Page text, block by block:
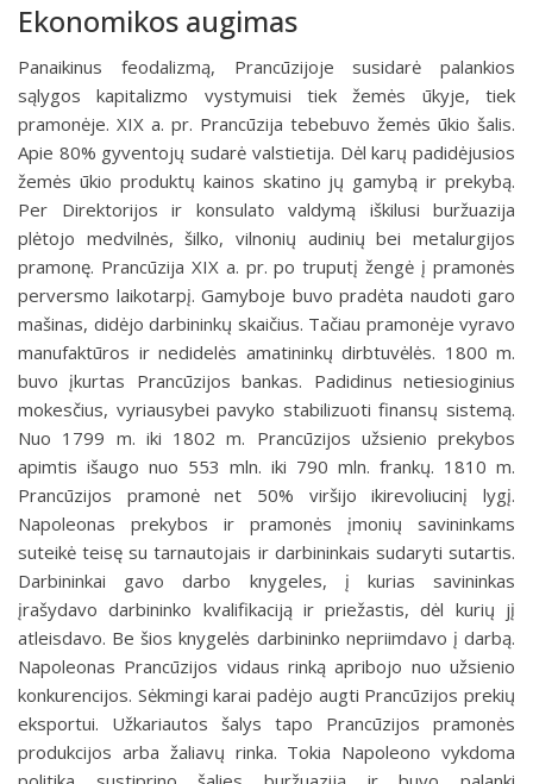
Ekonomikos augimas
Panaikinus feodalizmą, Prancūzijoje susidarė palankios
sąlygos kapitalizmo vystymuisi tiek žemės ūkyje, tiek
pramonėje. XIX a. pr. Prancūzija tebebuvo žemės ūkio šalis.
Apie 80% gyventojų sudarė valstietija. Dėl karų padidėjusios
žemės ūkio produktų kainos skatino jų gamybą ir pre­kybą.
Per Direktorijos ir konsulato valdymą iškilusi buržuazija
plėtojo medvil­nės, šilko, vilnonių audinių bei metalurgijos
pramonę. Prancūzija XIX a. pr. po truputį žengė į pramonės
perversmo laikotarpį. Gamyboje buvo pradėta naudoti garo
mašinas, didėjo darbininkų skaičius. Tačiau pramonėje vyravo
manufaktū­ros ir nedidelės amatininkų dirbtuvėlės. 1800 m.
buvo įkurtas Prancūzijos bankas. Padidinus netiesioginius
mokes­čius, vyriausybei pavyko stabilizuoti finansų sistemą.
Nuo 1799 m. iki 1802 m. Prancūzijos užsienio prekybos
apimtis išaugo nuo 553 mln. iki 790 mln. fran­kų. 1810 m.
Prancūzijos pramonė net 50% viršijo ikirevoliucinį lygį.
Napoleo­nas prekybos ir pramonės įmonių savininkams
suteikė teisę su tarnautojais ir darbininkais sudaryti sutartis.
Darbininkai gavo darbo knygeles, į kurias savi­ninkas
įrašydavo darbininko kvalifikaciją ir priežastis, dėl kurių jį
atleisdavo. Be šios knygelės darbininko nepriimdavo į darbą.
Napoleonas Prancūzijos vidaus rinką apribojo nuo užsienio
konkurencijos. Sėkmingi karai padėjo augti Prancūzijos prekių
eksportui. Užkariautos šalys tapo Prancūzijos pramonės
produkcijos arba žaliavų rinka. Tokia Napoleono vykdoma